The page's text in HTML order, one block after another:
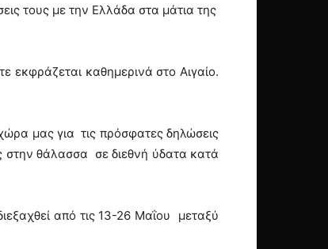
τους με την Ελλάδα στα μάτια της
εκφράζεται καθημερινά στο Αιγαίο.
μας για τις πρόσφατες δηλώσεις
στην θάλασσα σε διεθνή ύδατα κατά
από τις 13-26 Μαΐου μεταξύ